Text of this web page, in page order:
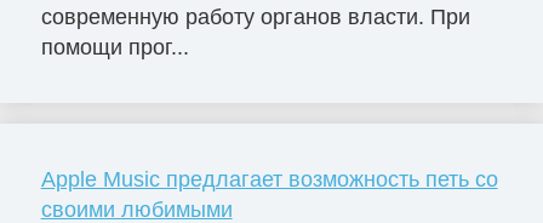
современную работу органов власти. При
помощи прог...
Apple Music предлагает возможность петь со
своими любимыми